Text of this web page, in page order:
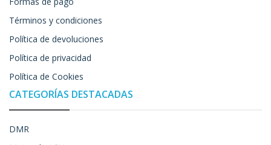
Términos y condiciones
Política de devoluciones
Política de privacidad
Política de Cookies
CATEGORÍAS DESTACADAS
DMR